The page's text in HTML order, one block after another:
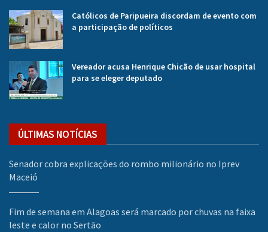
Católicos de Paripueira discordam de evento com
a participação de políticos
Vereador acusa Henrique Chicão de usar hospital
para se eleger deputado
ÚLTIMAS NOTÍCIAS
Senador cobra explicações do rombo milionário no Iprev
Maceió
Fim de semana em Alagoas será marcado por chuvas na faixa
leste e calor no Sertão